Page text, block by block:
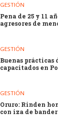
GESTIÓN
Pena de 25 y 11
agresores de
GESTIÓN
Buenas prácticas
capacitados en
GESTIÓN
Oruro: Rinden
con iza de